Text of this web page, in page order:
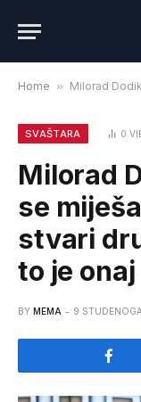
Home » Milorad Dodik:
SVAŠTARA 0
Milorad
se
stvari
to je
BY MEMA 9